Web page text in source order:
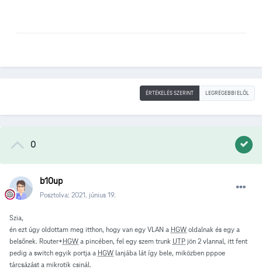
ÉRTÉKELÉS SZERINT LEGRÉGEBBI ELÖL
0
b10up
Posztolva: 2021. június 19.
Szia,
én ezt úgy oldottam meg itthon, hogy van egy VLAN a HGW oldalnak és egy a
belsőnek. Router+HGW a pincében, fel egy szem trunk UTP jön 2 vlannal, itt fent
pedig a switch egyik portja a HGW lanjába lát így bele, miközben pppoe
tárcsázást a mikrotik csinál.